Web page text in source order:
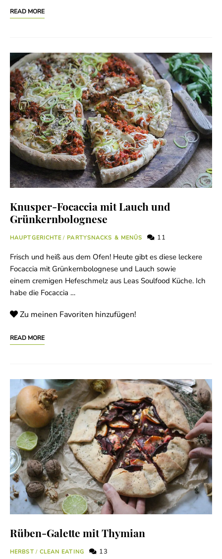
READ MORE
Knusper-Focaccia mit Lauch und
Grünkernbolognese
HAUPTGERICHTE / PARTYSNACKS & MENÜS 11
Frisch und heiß aus dem Ofen! Heute gibt es diese leckere
Focaccia mit Grünkernbolognese und Lauch sowie
einem cremigen Hefeschmelz aus Leas Soulfood Küche. Ich
habe die Focaccia …
Zu meinen Favoriten hinzufügen!
READ MORE
Rüben-Galette mit Thymian
HERBST / CLEAN EATING 13